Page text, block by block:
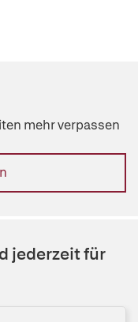
mehr verpassen
jederzeit für